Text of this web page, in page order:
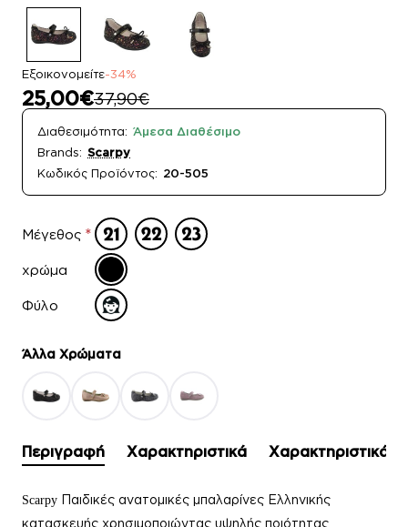
Εξοικονομείτε-34%
25,00€37,90€
Διαθεσιμότητα: Άμεσα Διαθέσιμο
Brands: Scarpy
Κωδικός Προϊόντος: 20-505
Μέγεθος
χρώμα
Φύλο
Άλλα Xρώματα
Περιγραφή Χαρακτηριστικά Χαρακτηριστικά
Scarpy Παιδικές ανατομικές μπαλαρίνες Ελληνικής
κατασκευής χρησιμοποιώντας υψηλής ποιότητας